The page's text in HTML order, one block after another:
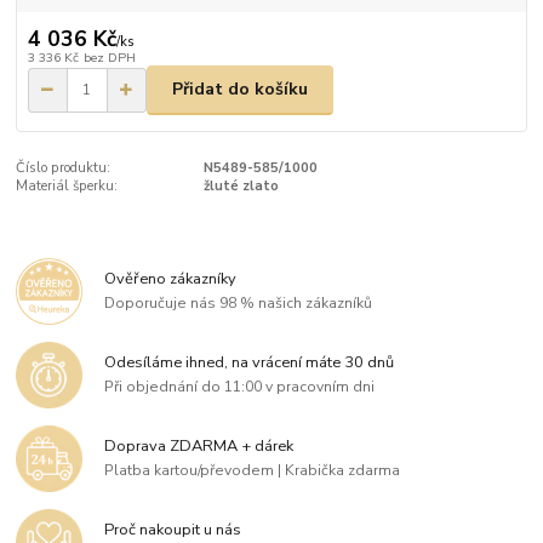
4 036 Kč/ks
3 336 Kč bez DPH
Přidat do košíku
Číslo produktu:
N5489-585/1000
Materiál šperku:
žluté zlato
Ověřeno zákazníky
Doporučuje nás 98 % našich zákazníků
Odesíláme ihned, na vrácení máte 30 dnů
Při objednání do 11:00 v pracovním dni
Doprava ZDARMA + dárek
Platba kartou/převodem | Krabička zdarma
Proč nakoupit u nás